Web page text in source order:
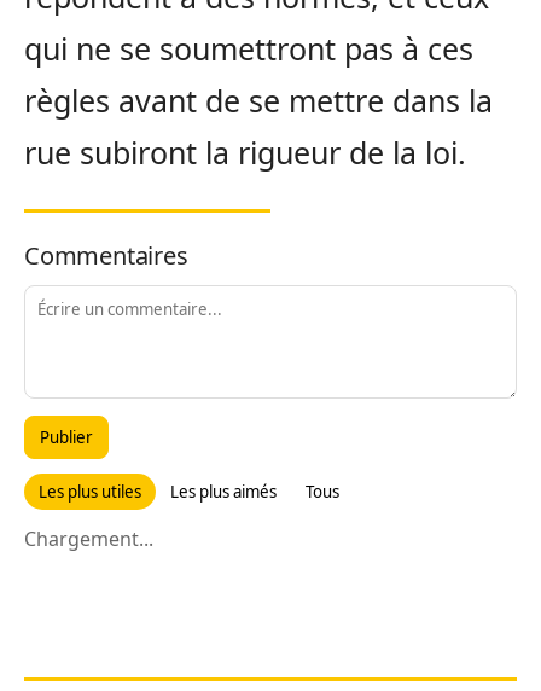
qui ne se soumettront pas à ces
règles avant de se mettre dans la
rue subiront la rigueur de la loi.
Commentaires
Publier
Les plus utiles Les plus aimés Tous
Chargement...